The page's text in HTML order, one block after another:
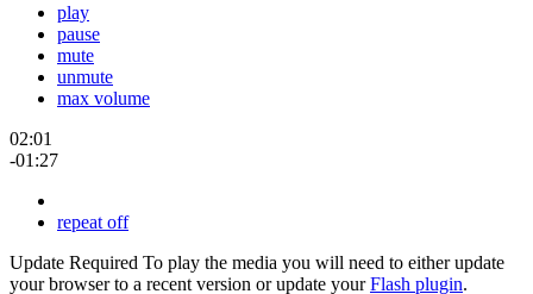
play
pause
mute
unmute
max volume
02:01
-01:27
repeat off
Update Required To play the media you will need to either update
your browser to a recent version or update yourFlash plugin.